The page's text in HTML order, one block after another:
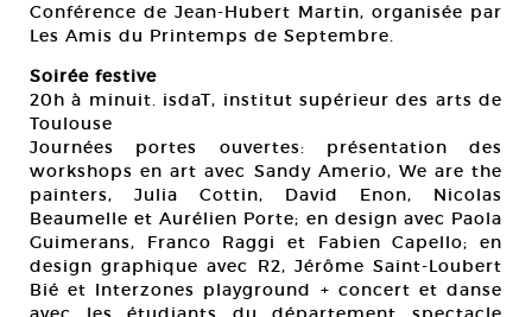
Conférence de Jean-Hubert Martin, organisée par
Les Amis du Printemps de Septembre.
Soirée festive
20h à minuit. isdaT, institut supérieur des arts de
Toulouse
Journées portes ouvertes: présentation des
workshops en art avec Sandy Amerio, We are the
painters, Julia Cottin, David Enon, Nicolas
Beaumelle et Aurélien Porte; en design avec Paola
Guimerans, Franco Raggi et Fabien Capello; en
design graphique avec R2, Jérôme Saint-Loubert
Bié et Interzones playground + concert et danse